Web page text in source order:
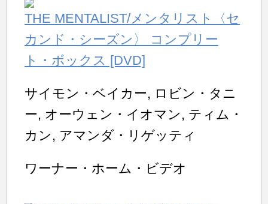
THE MENTALIST/メンタリスト〈セ
カンド・シーズン〉 コンプリー
ト・ボックス [DVD]
サイモン・ベイカー, ロビン・タニ
ー, オーウェン・イオマン, ティム・
カン, アマンダ・リゲッティ
ワーナー・ホーム・ビデオ